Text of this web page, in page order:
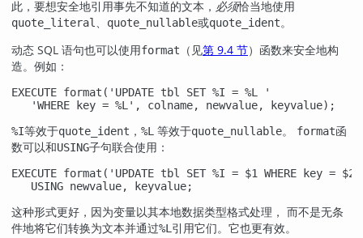
此，要想安全地引用事先不知道的文本， 必须恰当地使用
quote_literal 、 quote_nullable或quote_ident。
动态 SQL 语句也可以使用format （见第 9.4 节）函数来安全地构
造。例如：
EXECUTE format('UPDATE tbl SET %I = %L '
   'WHERE key = %L', colname, newvalue, keyvalue);
%I等效于quote_ident ， %L 等效于quote_nullable。 format函
数可以和USING子句联合使用：
EXECUTE format('UPDATE tbl SET %I = $1 WHERE key =
   USING newvalue, keyvalue;
这种形式更好，因为变量以其本地数据类型格式处理， 而不是无条
件地将它们转换为文本并通过%L 引用它们。它也更有效。